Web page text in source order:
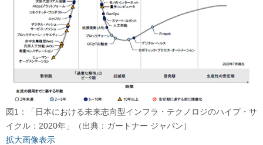
図1：「日本における未来志向型インフラ・テクノロジのハイプ・サ
イクル：2020年」（出典：ガートナー ジャパン）
拡大画像表示